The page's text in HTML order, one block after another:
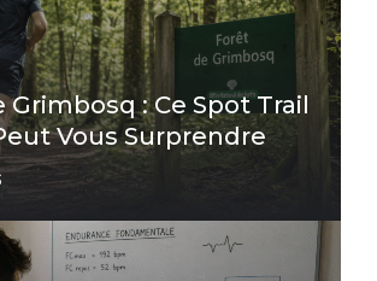
Grimbosq : Ce Spot Trail
Vous Surprendre